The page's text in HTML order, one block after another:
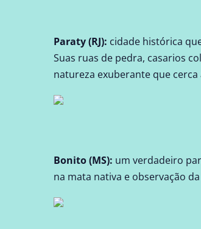
Paraty (RJ): cidade histórica
Suas ruas de pedra, casarios
natureza exuberante que
Bonito (MS): um verdadeiro
na mata nativa e observação